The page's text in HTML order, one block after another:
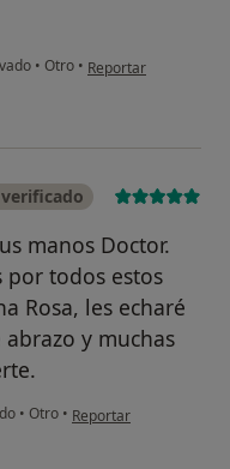
• Otro • en opinión del
Reportar
manos Doctor.
por todos estos
Rosa, les echaré
y muchas
• Otro • en opinión del usuario
Reportar